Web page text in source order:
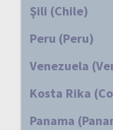
Şili (Chile)
Peru (Peru)
Venezuela
Kosta Rika
Panama